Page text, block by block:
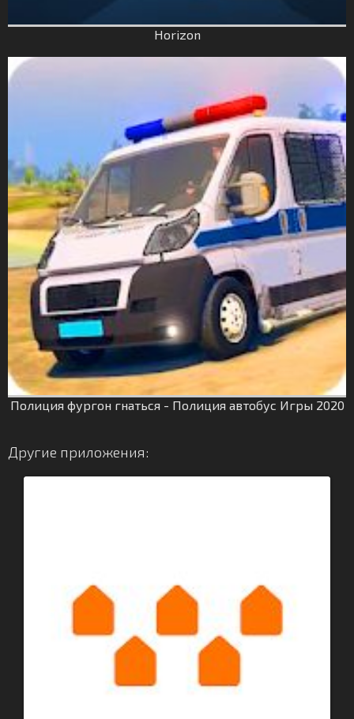
Horizon
Полиция фургон гнаться - Полиция автобус Игры 2020
Другие приложения: